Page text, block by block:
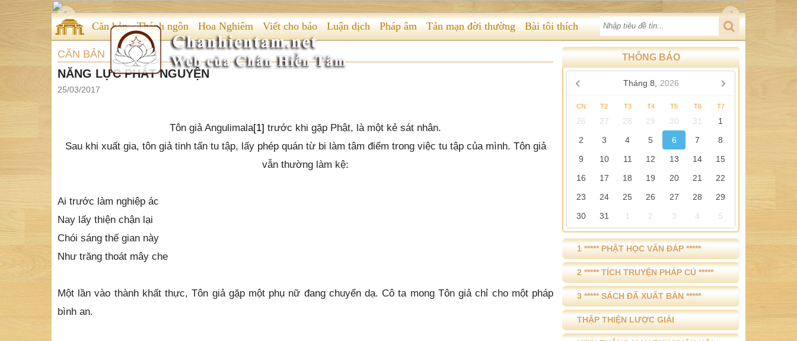
Căn bản Thánh ngôn Hoa Nghiêm Viết cho báo Luận dịch Pháp âm Tản mạn đời thường Bài tôi thích
CĂN BẢN
NĂNG LỰC PHÁT NGUYỆN
25/03/2017
Tôn giả Angulimala[1] trước khi gặp Phật, là một kẻ sát nhân.
Sau khi xuất gia, tôn giả tinh tấn tu tập, lấy phép quán từ bi làm tâm điểm trong việc tu tập của mình. Tôn giả
vẫn thường làm kệ:
Ai trước làm nghiệp ác
Nay lấy thiện chận lại
Chói sáng thế gian này
Như trăng thoát mây che
Một lần vào thành khất thực, Tôn giả gặp một phụ nữ đang chuyển dạ. Cô ta mong Tôn giả chỉ cho một pháp
bình an.
THÔNG BÁO
Tháng 8, 2026
CN T2 T3 T4 T5 T6 T7
26 27 28 29 30 31
1
2
3 4 5 6 7
8
9
10 11 12 13 14
15
16
17 18 19 20 21
22
23
24 25 26 27 28
29
30
31 1 2 3 4 5
1 ***** PHẬT HỌC VẤN ĐÁP *****
2 ***** TÍCH TRUYỆN PHÁP CÚ *****
3 ***** SÁCH ĐÃ XUẤT BẢN *****
THẬP THIỆN LƯỢC GIẢI